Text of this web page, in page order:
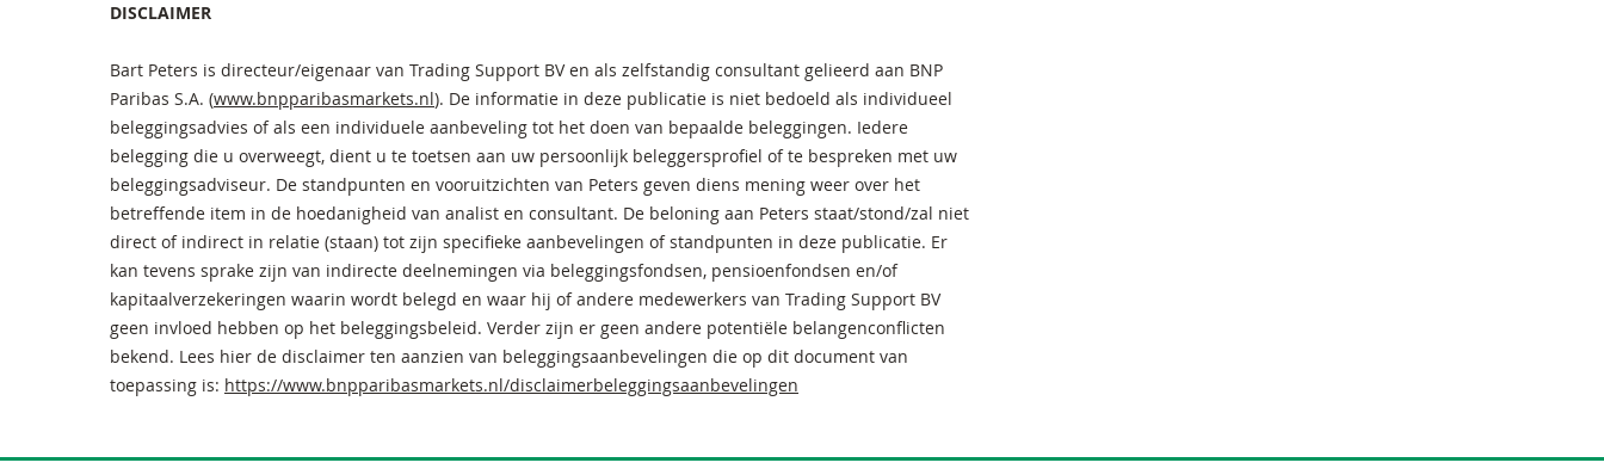
DISCLAIMER
Bart Peters is directeur/eigenaar van Trading Support BV en als zelfstandig consultant gelieerd aan BNP
Paribas S.A. (www.bnpparibasmarkets.nl). De informatie in deze publicatie is niet bedoeld als individueel
beleggingsadvies of als een individuele aanbeveling tot het doen van bepaalde beleggingen. Iedere
belegging die u overweegt, dient u te toetsen aan uw persoonlijk beleggersprofiel of te bespreken met uw
beleggingsadviseur. De standpunten en vooruitzichten van Peters geven diens mening weer over het
betreffende item in de hoedanigheid van analist en consultant. De beloning aan Peters staat/stond/zal niet
direct of indirect in relatie (staan) tot zijn specifieke aanbevelingen of standpunten in deze publicatie. Er
kan tevens sprake zijn van indirecte deelnemingen via beleggingsfondsen, pensioenfondsen en/of
kapitaalverzekeringen waarin wordt belegd en waar hij of andere medewerkers van Trading Support BV
geen invloed hebben op het beleggingsbeleid. Verder zijn er geen andere potentiële belangenconflicten
bekend. Lees hier de disclaimer ten aanzien van beleggingsaanbevelingen die op dit document van
toepassing is: https://www.bnpparibasmarkets.nl/disclaimerbeleggingsaanbevelingen